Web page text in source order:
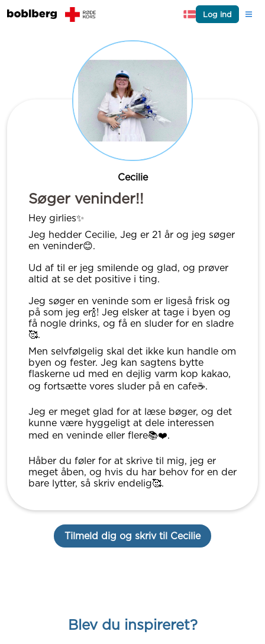
Log ind
Cecilie
Søger veninder!!
Hey girlies✨
Jeg hedder Cecilie, Jeg er 21 år og jeg søger
en veninder😊.
Ud af til er jeg smilende og glad, og prøver
altid at se det positive i ting.
Jeg søger en veninde som er ligeså frisk og
på som jeg er🍾! Jeg elsker at tage i byen og
få nogle drinks, og få en sluder for en sladre
🥰.
Men selvfølgelig skal det ikke kun handle om
byen og fester. Jeg kan sagtens bytte
flaskerne ud med en dejlig varm kop kakao,
og fortsætte vores sluder på en cafe☕️.
Jeg er meget glad for at læse bøger, og det
kunne være hyggeligt at dele interessen
med en veninde eller flere📚❤️.
Håber du føler for at skrive til mig, jeg er
meget åben, og hvis du har behov for en der
bare lytter, så skriv endelig🥰.
Tilmeld dig og skriv til Cecilie
Blev du inspireret?